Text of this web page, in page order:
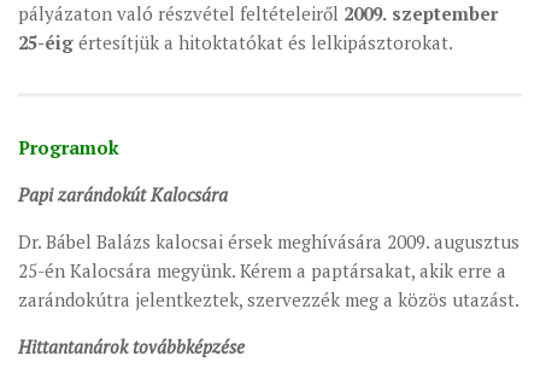
pályázaton való részvétel feltételeiről 2009. szeptember
25-éig értesítjük a hitoktatókat és lelkipásztorokat.
Programok
Papi zarándokút Kalocsára
Dr. Bábel Balázs kalocsai érsek meghívására 2009. augusztus
25-én Kalocsára megyünk. Kérem a paptársakat, akik erre a
zarándokútra jelentkeztek, szervezzék meg a közös utazást.
Hittantanárok továbbképzése